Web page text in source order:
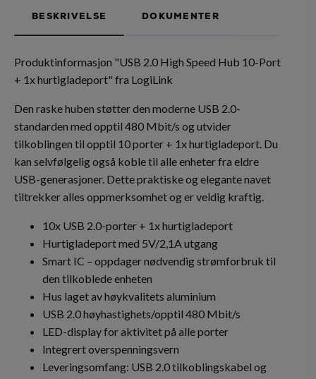
BESKRIVELSE DOKUMENTER
Produktinformasjon "USB 2.0 High Speed Hub 10-Port
+ 1x hurtigladeport" fra LogiLink
Den raske huben støtter den moderne USB 2.0-
standarden med opptil 480 Mbit/s og utvider
tilkoblingen til opptil 10 porter + 1x hurtigladeport. Du
kan selvfølgelig også koble til alle enheter fra eldre
USB-generasjoner. Dette praktiske og elegante navet
tiltrekker alles oppmerksomhet og er veldig kraftig.
10x USB 2.0-porter + 1x hurtigladeport
Hurtigladeport med 5V/2,1A utgang
Smart IC – oppdager nødvendig strømforbruk til
den tilkoblede enheten
Hus laget av høykvalitets aluminium
USB 2.0 høyhastighets/opptil 480 Mbit/s
LED-display for aktivitet på alle porter
Integrert overspenningsvern
Leveringsomfang: USB 2.0 tilkoblingskabel og